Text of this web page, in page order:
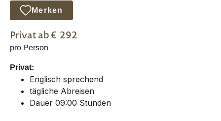
Merken
Privatab € 292
pro Person
Privat:
Englisch sprechend
tägliche Abreisen
Dauer 09:00 Stunden